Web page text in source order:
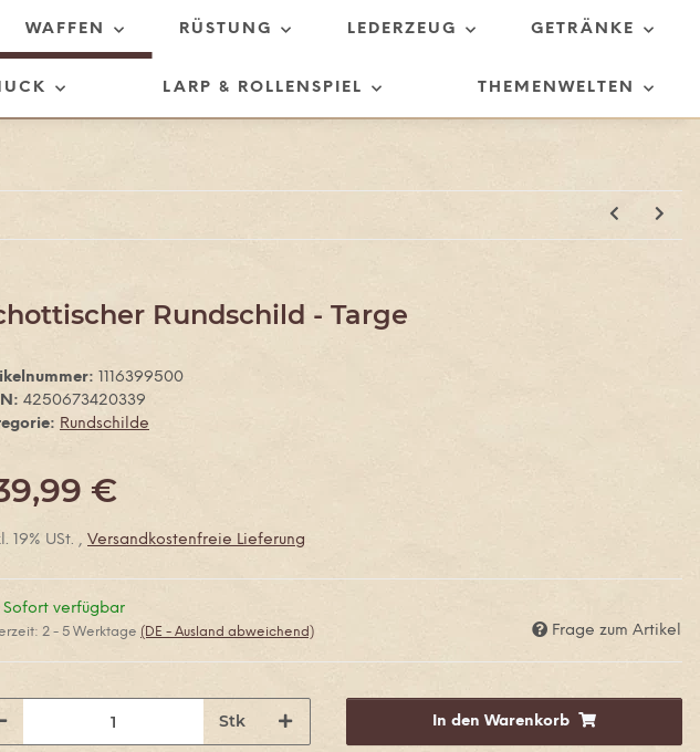
WAFFEN RÜSTUNG LEDERZEUG GETRÄNKE
LARP & ROLLENSPIEL THEMENWELTEN
Rundschild - Targe
1116399500
4250673420339
Rundschilde
€
19% USt. , Versandkostenfreie Lieferung
Sofort verfügbar
2 - 5 Werktage (DE - Ausland abweichend) Frage zum Artikel
Stk In den Warenkorb